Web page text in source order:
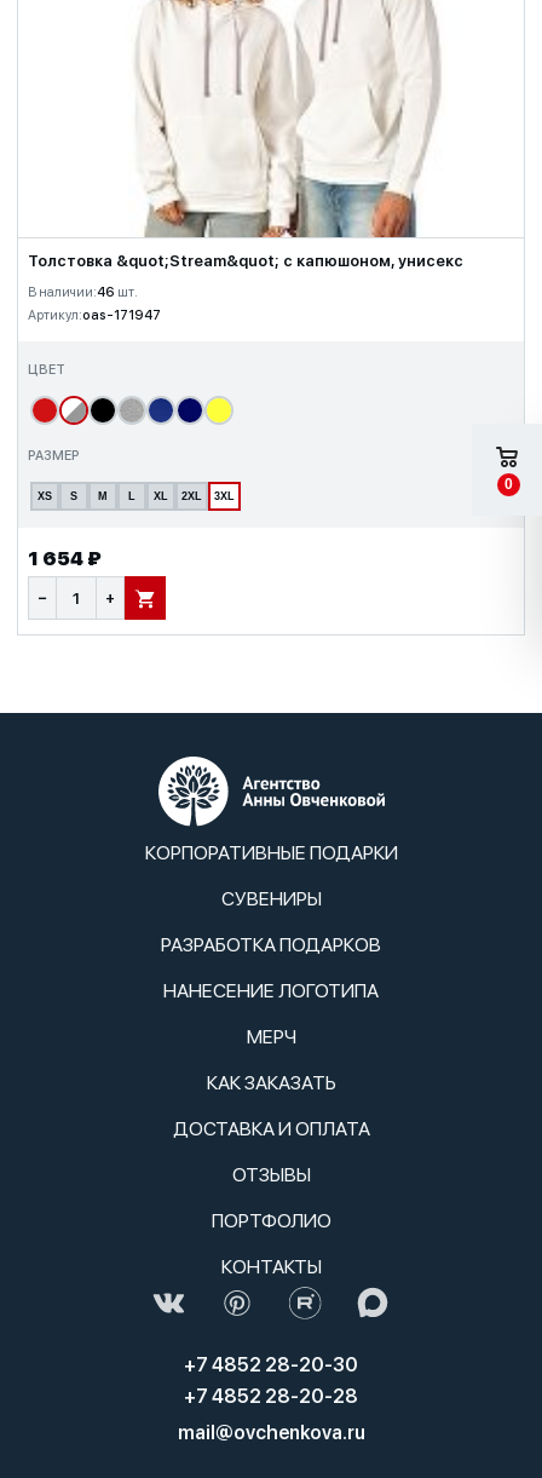
Толстовка &quot;Stream&quot; с капюшоном, унисекс
В наличии:46 шт.
Артикул:oas-171947
ЦВЕТ
РАЗМЕР
XS S M L XL 2XL 3XL
1 654 ₽
− + В КОРЗИНУ
КОРПОРАТИВНЫЕ ПОДАРКИ
СУВЕНИРЫ
РАЗРАБОТКА ПОДАРКОВ
НАНЕСЕНИЕ ЛОГОТИПА
МЕРЧ
КАК ЗАКАЗАТЬ
ДОСТАВКА И ОПЛАТА
ОТЗЫВЫ
ПОРТФОЛИО
КОНТАКТЫ
+7 4852 28-20-30
+7 4852 28-20-28
mail@ovchenkova.ru
0